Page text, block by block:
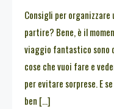
Consigli per
partire? Bene, è il
viaggio fantastico sono
cose che vuoi fare e
per evitare sorprese. E
ben […]